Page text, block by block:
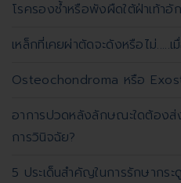
โรครองช้ำหรือพังผืดใต้ฝ่าเท้า
เหล็กที่เคยผ่าตัดจะดังหรือไม่.....
Osteochondroma หรือ
อาการปวดหลังลักษณะใดต้องส่
การวินิจฉัย?
5 ประเด็นสำคัญในการรักษากร